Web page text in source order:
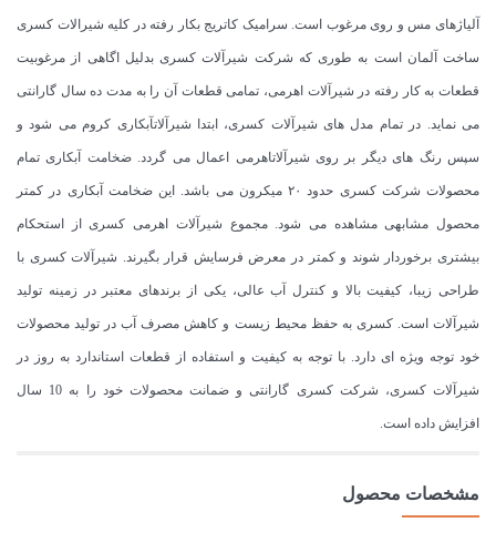
آلیاژهای مس و روی مرغوب است. سرامیک کاتریج بکار رفته در کلیه شیرالات کسری
ساخت آلمان است به طوری که شرکت شیرآلات کسری بدلیل اگاهی از مرغوبیت
قطعات به کار رفته در شیرآلات اهرمی، تمامی قطعات آن را به مدت ده سال گارانتی
می نماید. در تمام مدل های شیرآلات کسری، ابتدا شیرآلاتآبکاری کروم می شود و
سپس رنگ های دیگر بر روی شیرآلاتاهرمی اعمال می گردد. ضخامت آبکاری تمام
محصولات شرکت کسری حدود ۲۰ میکرون می باشد. این ضخامت آبکاری در کمتر
محصول مشابهی مشاهده می شود. مجموع شیرآلات اهرمی کسری از استحکام
بیشتری برخوردار شوند و کمتر در معرض فرسایش قرار بگیرند. شیرآلات کسری با
طراحی زیبا، کیفیت بالا و کنترل آب عالی، یکی از برندهای معتبر در زمینه تولید
شیرآلات است. کسری به حفظ محیط زیست و کاهش مصرف آب در تولید محصولات
خود توجه ویژه ای دارد. با توجه به کیفیت و استفاده از قطعات استاندارد به روز در
شیرآلات کسری، شرکت کسری گارانتی و ضمانت محصولات خود را به 10 سال
افزایش داده است.
مشخصات محصول